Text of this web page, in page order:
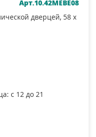
Арт.10.42MEBE08
дверцей, 58 х
с 12 до 21